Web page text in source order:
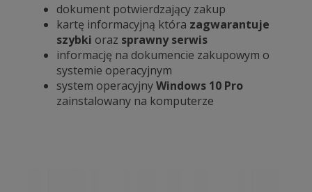
dokument potwierdzający zakup
kartę informacyjną która zagwarantuje
szybki oraz sprawny serwis
informację na dokumencie zakupowym o
systemie operacyjnym
system operacyjnyWindows 10 Pro
zainstalowany na komputerze